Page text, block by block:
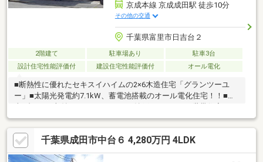
京成本線 京成成田駅 徒歩10分
その他の交通
千葉県富里市日吉台２
2階建て 駐車場あり
駐車3台
設計住宅性能評価付
建設住宅性能評価付 オール電化
■断熱性に優れたセキスイハイムの2×6木造住宅「グランツーユ
ー」■太陽光発電約7.1kW、蓄電池搭載のオール電化住宅！！■駐
てもお使いいただけます■塗装メンテナンスが不要の磁器タイル
外壁
千葉県成田市中台６ 4,280万円 4LDK